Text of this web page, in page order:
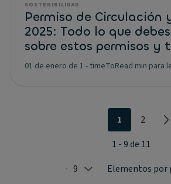
SOSTENIBILIDAD
Permiso de Circulación
2025: Todo lo que
sobre estos permisos y
01 de enero de 1 - timeToRead min para
Selected: 9
9 Elementos por
1
2
1 - 9 de 11